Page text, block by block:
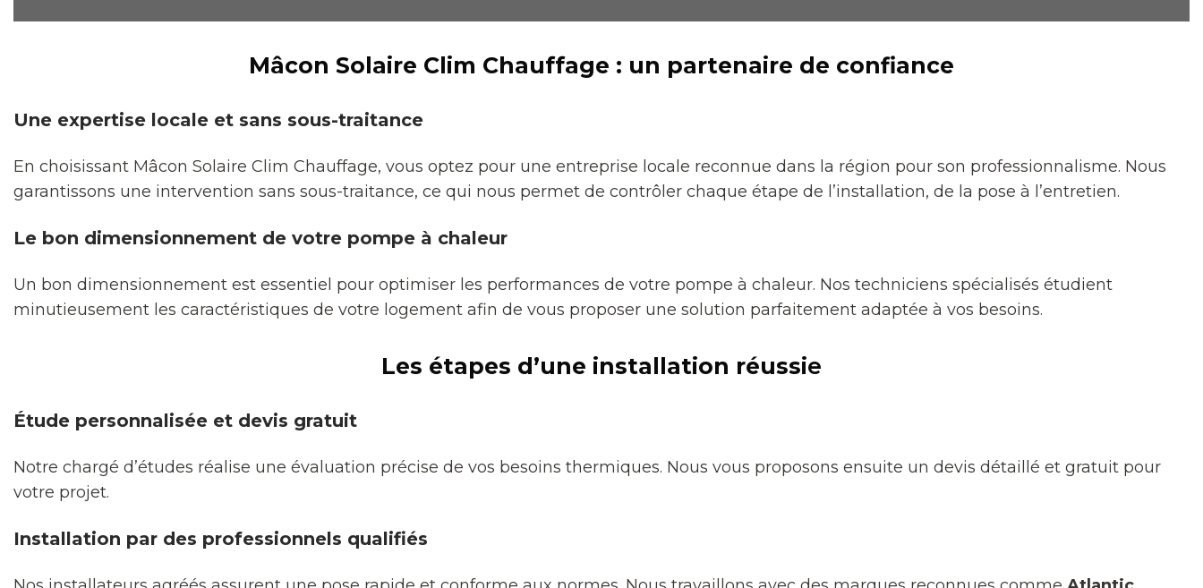
Mâcon Solaire Clim Chauffage : un partenaire de confiance
Une expertise locale et sans sous-traitance
En choisissant Mâcon Solaire Clim Chauffage, vous optez pour une entreprise locale reconnue dans la région pour son professionnalisme. Nous
garantissons une intervention sans sous-traitance, ce qui nous permet de contrôler chaque étape de l’installation, de la pose à l’entretien.
Le bon dimensionnement de votre pompe à chaleur
Un bon dimensionnement est essentiel pour optimiser les performances de votre pompe à chaleur. Nos techniciens spécialisés étudient
minutieusement les caractéristiques de votre logement afin de vous proposer une solution parfaitement adaptée à vos besoins.
Les étapes d’une installation réussie
Étude personnalisée et devis gratuit
Notre chargé d’études réalise une évaluation précise de vos besoins thermiques. Nous vous proposons ensuite un devis détaillé et gratuit pour
votre projet.
Installation par des professionnels qualifiés